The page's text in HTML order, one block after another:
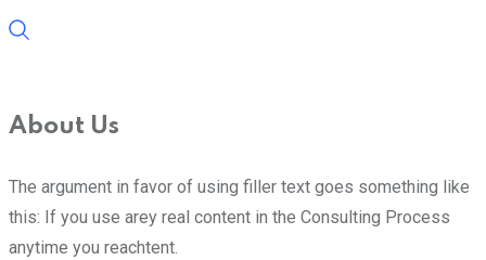
About Us
The argument in favor of using filler text goes something like
this: If you use arey real content in the Consulting Process
anytime you reachtent.